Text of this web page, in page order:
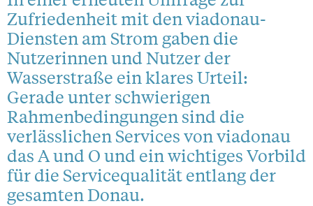
Zufriedenheit mit den viadonau-
Diensten am Strom gaben die
Nutzerinnen und Nutzer der
Wasserstraße ein klares Urteil:
Gerade unter schwierigen
Rahmenbedingungen sind die
verlässlichen Services von viadonau
das A und O und ein wichtiges Vorbild
für die Servicequalität entlang der
gesamten Donau.